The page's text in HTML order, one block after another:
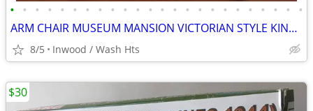
• • • • • • • • • • • • • • • • • • • • • • • •
ARM CHAIR MUSEUM MANSION VICTORIAN STYLE KING QUEEN LUXARY COZY
8/5 Inwood / Wash Hts
$30